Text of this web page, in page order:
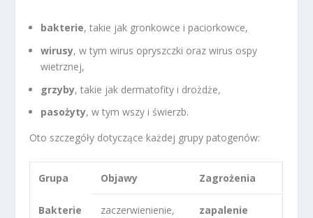
bakterie, takie jak gronkowce i paciorkowce,
wirusy, w tym wirus opryszczki oraz wirus ospy
wietrznej,
grzyby, takie jak dermatofity i drożdże,
pasożyty, w tym wszy i świerzb.
Oto szczegóły dotyczące każdej grupy patogenów:
Grupa Objawy Zagrożenia
Bakterie
zaczerwienienie,
zapalenie